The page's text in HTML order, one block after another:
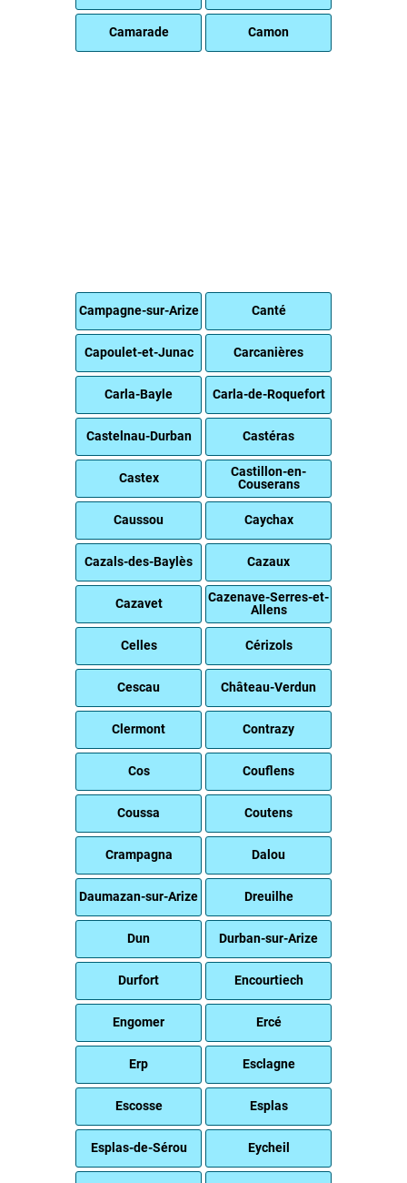
Camarade Camon
Campagne-sur-Arize Canté
Capoulet-et-Junac Carcanières
Carla-Bayle Carla-de-Roquefort
Castelnau-Durban Castéras
Castex
Castillon-en-
Couserans
Caussou Caychax
Cazals-des-Baylès Cazaux
Cazavet
Cazenave-Serres-et-
Allens
Celles Cérizols
Cescau Château-Verdun
Clermont Contrazy
Cos Couflens
Coussa Coutens
Crampagna Dalou
Daumazan-sur-Arize Dreuilhe
Dun Durban-sur-Arize
Durfort Encourtiech
Engomer Ercé
Erp Esclagne
Escosse Esplas
Esplas-de-Sérou Eycheil